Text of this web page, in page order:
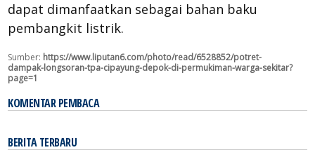
dapat dimanfaatkan sebagai bahan baku
pembangkit listrik.
Sumber: https://www.liputan6.com/photo/read/6528852/potret-
dampak-longsoran-tpa-cipayung-depok-di-permukiman-warga-sekitar?
page=1
KOMENTAR PEMBACA
BERITA TERBARU